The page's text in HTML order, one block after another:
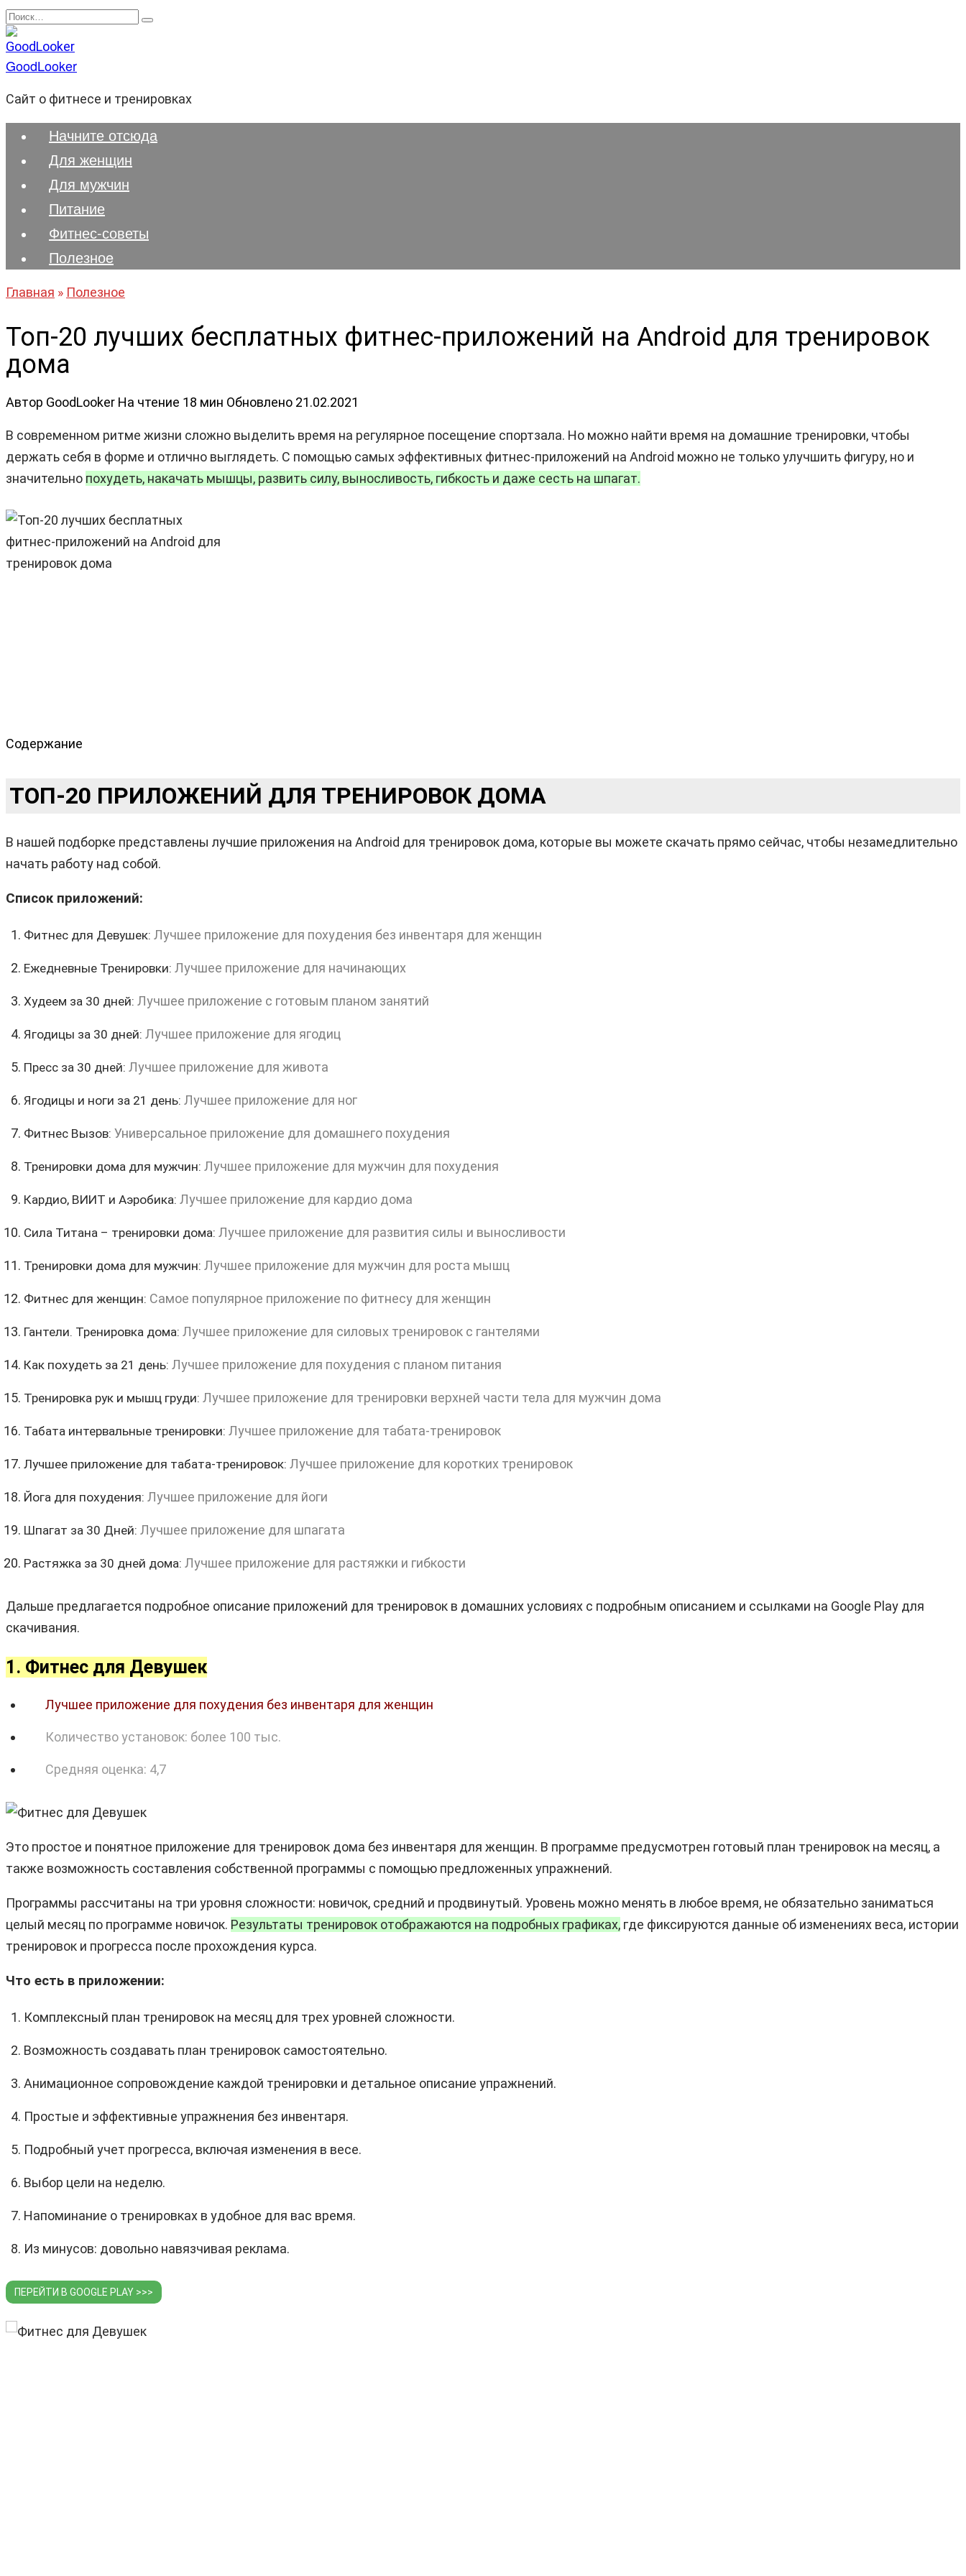
Перейти
к
содержанию
Search
for:
GoodLooker
Сайт о фитнесе и тренировках
Начните отсюда
Для женщин
Для мужчин
Питание
Фитнес-советы
Полезноe
Главная » Полезноe
Топ-20 лучших бесплатных фитнес-приложений на Android для тренировок
дома
Автор GoodLooker На чтение 18 мин Обновлено 21.02.2021
В современном ритме жизни сложно выделить время на регулярное посещение спортзала. Но можно найти время на домашние тренировки, чтобы
держать себя в форме и отлично выглядеть. С помощью самых эффективных фитнес-приложений на Android можно не только улучшить фигуру, но и
значительно похудеть, накачать мышцы, развить силу, выносливость, гибкость и даже сесть на шпагат.
Содержание
ТОП-20 ПРИЛОЖЕНИЙ ДЛЯ ТРЕНИРОВОК ДОМА
В нашей подборке представлены лучшие приложения на Android для тренировок дома, которые вы можете скачать прямо сейчас, чтобы незамедлительно
начать работу над собой.
Список приложений:
Фитнес для Девушек: Лучшее приложение для похудения без инвентаря для женщин
Ежедневные Тренировки: Лучшее приложение для начинающих
Худеем за 30 дней: Лучшее приложение с готовым планом занятий
Ягодицы за 30 дней: Лучшее приложение для ягодиц
Пресс за 30 дней: Лучшее приложение для живота
Ягодицы и ноги за 21 день: Лучшее приложение для ног
Фитнес Вызов: Универсальное приложение для домашнего похудения
Тренировки дома для мужчин: Лучшее приложение для мужчин для похудения
Кардио, ВИИТ и Аэробика: Лучшее приложение для кардио дома
Сила Титана – тренировки дома: Лучшее приложение для развития силы и выносливости
Тренировки дома для мужчин: Лучшее приложение для мужчин для роста мышц
Фитнес для женщин: Самое популярное приложение по фитнесу для женщин
Гантели. Тренировка дома: Лучшее приложение для силовых тренировок с гантелями
Как похудеть за 21 день: Лучшее приложение для похудения с планом питания
Тренировка рук и мышц груди: Лучшее приложение для тренировки верхней части тела для мужчин дома
Табата интервальные тренировки: Лучшее приложение для табата-тренировок
Лучшее приложение для табата-тренировок: Лучшее приложение для коротких тренировок
Йога для похудения: Лучшее приложение для йоги
Шпагат за 30 Дней: Лучшее приложение для шпагата
Растяжка за 30 дней дома: Лучшее приложение для растяжки и гибкости
Дальше предлагается подробное описание приложений для тренировок в домашних условиях с подробным описанием и ссылками на Google Play для
скачивания.
1. Фитнес для Девушек
Лучшее приложение для похудения без инвентаря для женщин
Количество установок: более 100 тыс.
Средняя оценка: 4,7
Это простое и понятное приложение для тренировок дома без инвентаря для женщин. В программе предусмотрен готовый план тренировок на месяц, а
также возможность составления собственной программы с помощью предложенных упражнений.
Программы рассчитаны на три уровня сложности: новичок, средний и продвинутый. Уровень можно менять в любое время, не обязательно заниматься
целый месяц по программе новичок. Результаты тренировок отображаются на подробных графиках, где фиксируются данные об изменениях веса, истории
тренировок и прогресса после прохождения курса.
Что есть в приложении:
Комплексный план тренировок на месяц для трех уровней сложности.
Возможность создавать план тренировок самостоятельно.
Анимационное сопровождение каждой тренировки и детальное описание упражнений.
Простые и эффективные упражнения без инвентаря.
Подробный учет прогресса, включая изменения в весе.
Выбор цели на неделю.
Напоминание о тренировках в удобное для вас время.
Из минусов: довольно навязчивая реклама.
ПЕРЕЙТИ В GOOGLE PLAY >>>